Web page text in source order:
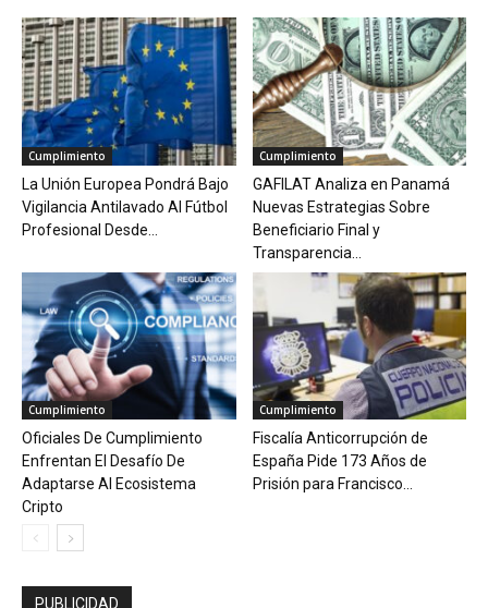
Cumplimiento
La Unión Europea Pondrá Bajo
Vigilancia Antilavado Al Fútbol
Profesional Desde...
Cumplimiento
GAFILAT Analiza en Panamá
Nuevas Estrategias Sobre
Beneficiario Final y
Transparencia...
Cumplimiento
Oficiales De Cumplimiento
Enfrentan El Desafío De
Adaptarse Al Ecosistema
Cripto
Cumplimiento
Fiscalía Anticorrupción de
España Pide 173 Años de
Prisión para Francisco...
PUBLICIDAD